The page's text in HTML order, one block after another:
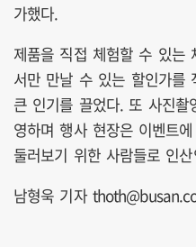
가했다.
제품을 직접 체험할 수 있는
서만 만날 수 있는 할인가를
큰 인기를 끌었다. 또 사진
영하며 행사 현장은 이벤트
둘러보기 위한 사람들로 인
남형욱 기자